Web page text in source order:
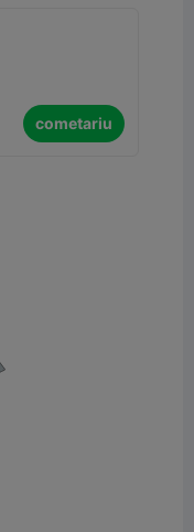
cometariu